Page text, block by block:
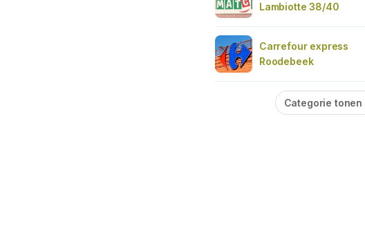
Lambiotte 38/40
Carrefour express
Roodebeek
Categorie tonen